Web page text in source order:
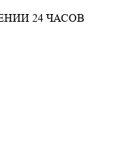
24 ЧАСОВ